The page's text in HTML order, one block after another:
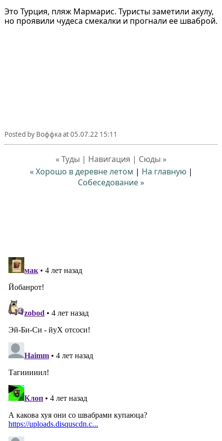
Это Турция, пляж Мармарис. Туристы заметили акулу,
но проявили чудеса смекалки и прогнали ее шваброй.
Posted by Воффкаat05.07.22 15:11
« Туды | Навигация | Сюды »
« Хорошо в деревне летом | На главную|
Собеседование »